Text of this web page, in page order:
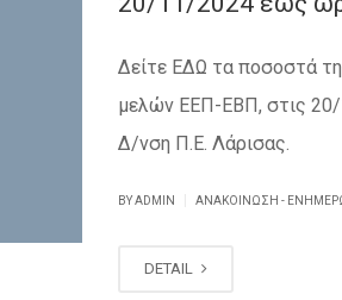
Δείτε ΕΔΩ τα ποσοστά
μελών ΕΕΠ-ΕΒΠ, στις 20/
Δ/νση Π.Ε. Λάρισας.
BY ADMIN ΑΝΑΚΟΊΝΩΣΗ -
DETAIL